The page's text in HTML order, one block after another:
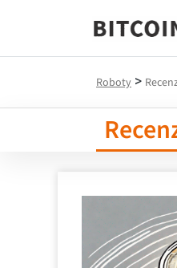
Mądrość
Roboty >